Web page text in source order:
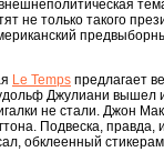
не только такого
Le Temps предлагает
Джулиани вышел
не стали. Джон
Подвеска, правда,
обклеенный